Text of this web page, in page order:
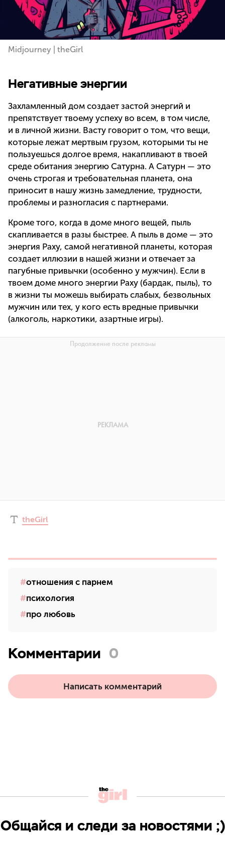
Midjourney | theGirl
Негативные энергии
Захламленный дом создает застой энергий и
препятствует твоему успеху во всем, в том числе,
и в личной жизни. Васту говорит о том, что вещи,
которые лежат мертвым грузом, которыми ты не
пользуешься долгое время, накапливают в твоей
среде обитания энергию Сатурна. А Сатурн — это
очень строгая и требовательная планета, она
приносит в нашу жизнь замедление, трудности,
проблемы и разногласия с партнерами.
Кроме того, когда в доме много вещей, пыль
скапливается в разы быстрее. А пыль в доме — это
энергия Раху, самой негативной планеты, которая
создает иллюзии в нашей жизни и отвечает за
пагубные привычки (особенно у мужчин). Если в
твоем доме много энергии Раху (бардак, пыль), то
в жизни ты можешь выбирать слабых, безвольных
мужчин или тех, у кого есть вредные привычки
(алкоголь, наркотики, азартные игры).
theGirl
отношения с парнем
психология
про любовь
Комментарии 0
Написать комментарий
Общайся и следи за новостями ;)